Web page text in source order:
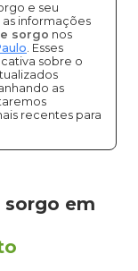
e seu
informações
sorgo nos
. Esses
sobre o
as
recentes para
sorgo em